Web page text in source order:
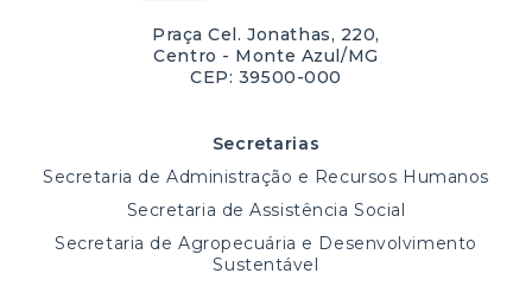
Praça Cel. Jonathas, 220,
Centro - Monte Azul/MG
CEP: 39500-000
Secretarias
Secretaria de Administração e Recursos Humanos
Secretaria de Assistência Social
Secretaria de Agropecuária e Desenvolvimento
Sustentável